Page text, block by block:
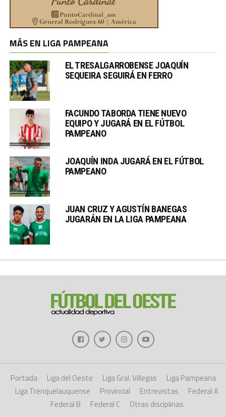
MÁS EN LIGA PAMPEANA
EL TRESALGARROBENSE JOAQUÍN
SEQUEIRA SEGUIRÁ EN FERRO
FACUNDO TABORDA TIENE NUEVO
EQUIPO Y JUGARÁ EN EL FÚTBOL
PAMPEANO
JOAQUÍN INDA JUGARÁ EN EL FÚTBOL
PAMPEANO
JUAN CRUZ Y AGUSTÍN BANEGAS
JUGARÁN EN LA LIGA PAMPEANA
Portada Liga del Oeste Liga Gral. Villegas
Liga Pampeana
Liga Trenquelauquense
Provincial Entrevistas
Federal A
Federal B
Federal C Otras disciplinas